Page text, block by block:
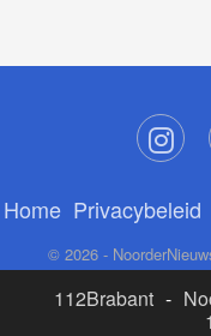
Home Privacybeleid
© 2026 -
112Brabant -